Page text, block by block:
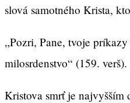
slová samotného Krista,
„Pozri, Pane, tvoje
milosrdenstvo“ (159. verš).
Kristova smrť je najvyšším